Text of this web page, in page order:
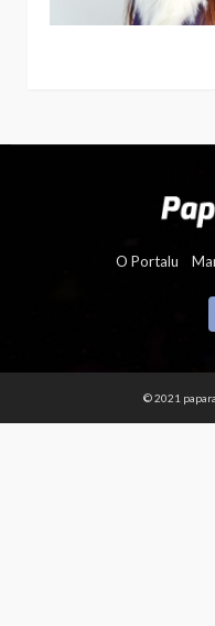
O Portalu
© 2021